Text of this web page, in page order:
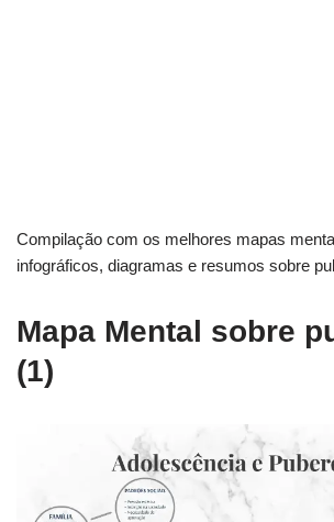
Compilação com os melhores mapas
infográficos, diagramas e resumos sobre
Mapa Mental sobre
(1)